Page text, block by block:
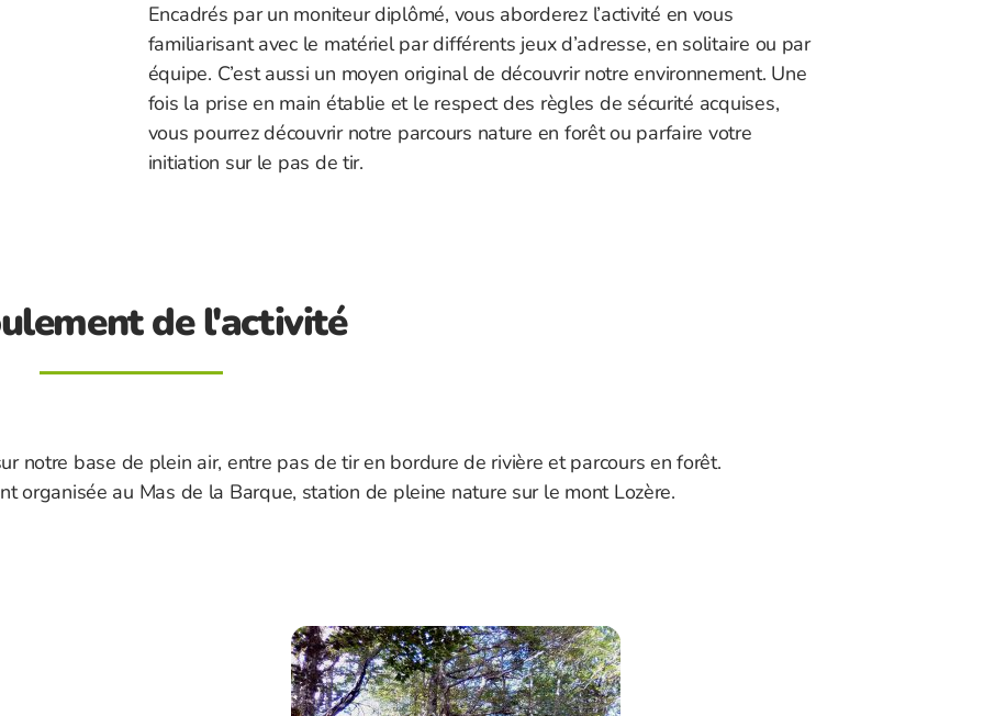
Encadrés par un moniteur diplômé, vous aborderez l’activité en vous
familiarisant avec le matériel par différents jeux d’adresse, en solitaire ou par
équipe. C’est aussi un moyen original de découvrir notre environnement. Une
fois la prise en main établie et le respect des règles de sécurité acquises,
vous pourrez découvrir notre parcours nature en forêt ou parfaire votre
initiation sur le pas de tir.
de l'activité
notre base de plein air, entre pas de tir en bordure de rivière et parcours en forêt.
organisée au Mas de la Barque, station de pleine nature sur le mont Lozère.